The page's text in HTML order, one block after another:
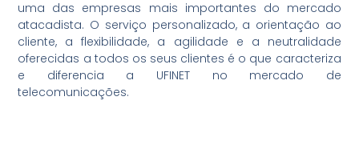
uma das empresas mais importantes do mercado
atacadista. O serviço personalizado, a orientação ao
cliente, a flexibilidade, a agilidade e a neutralidade
oferecidas a todos os seus clientes é o que caracteriza
e diferencia a UFINET no mercado de
telecomunicações.